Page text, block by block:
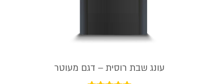
עונג שבת רוסית – דגם מעוטר